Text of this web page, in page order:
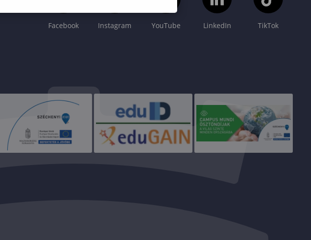
Facebook Instagram YouTube LinkedIn TikTok